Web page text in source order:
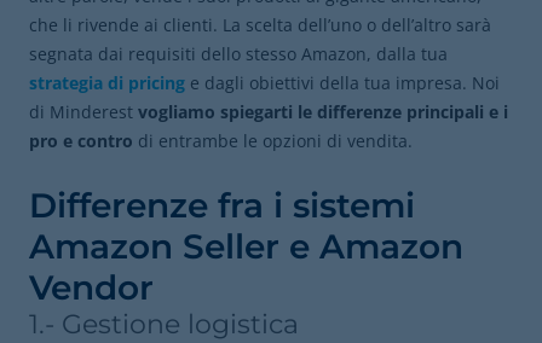
che li rivende ai clienti. La scelta dell’uno o dell’altro sarà
segnata dai requisiti dello stesso Amazon, dalla tua
strategia di pricing e dagli obiettivi della tua impresa. Noi
di Minderest vogliamo spiegarti le differenze principali e i
pro e contro di entrambe le opzioni di vendita.
Differenze fra i sistemi
Amazon Seller e Amazon
Vendor
1.- Gestione logistica